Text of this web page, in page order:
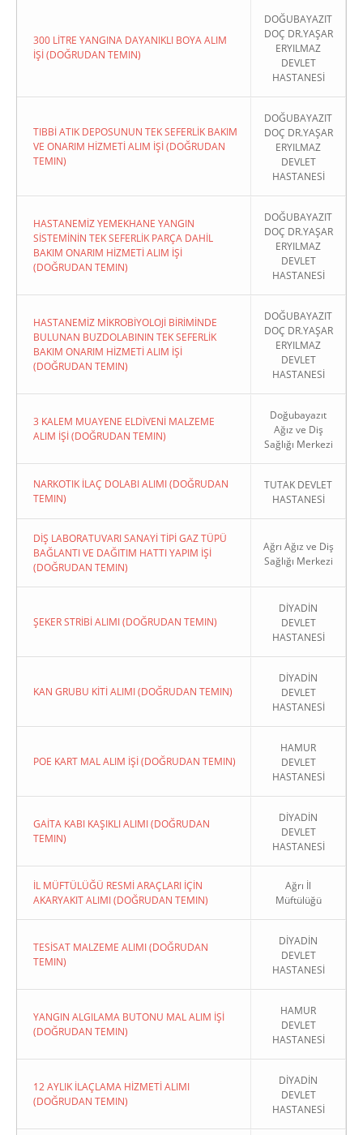
300 LİTRE YANGINA DAYANIKLI BOYA ALIM
İŞİ (DOĞRUDAN TEMIN)
DOĞUBAYAZIT
DOÇ DR.YAŞAR
ERYILMAZ
DEVLET
HASTANESİ
TIBBİ ATIK DEPOSUNUN TEK SEFERLİK BAKIM
VE ONARIM HİZMETİ ALIM İŞİ (DOĞRUDAN
TEMIN)
DOĞUBAYAZIT
DOÇ DR.YAŞAR
ERYILMAZ
DEVLET
HASTANESİ
HASTANEMİZ YEMEKHANE YANGIN
SİSTEMİNİN TEK SEFERLİK PARÇA DAHİL
BAKIM ONARIM HİZMETİ ALIM İŞİ
(DOĞRUDAN TEMIN)
DOĞUBAYAZIT
DOÇ DR.YAŞAR
ERYILMAZ
DEVLET
HASTANESİ
HASTANEMİZ MİKROBİYOLOJİ BİRİMİNDE
BULUNAN BUZDOLABININ TEK SEFERLİK
BAKIM ONARIM HİZMETİ ALIM İŞİ
(DOĞRUDAN TEMIN)
DOĞUBAYAZIT
DOÇ DR.YAŞAR
ERYILMAZ
DEVLET
HASTANESİ
3 KALEM MUAYENE ELDİVENİ MALZEME
ALIM İŞİ (DOĞRUDAN TEMIN)
Doğubayazıt
Ağız ve Diş
Sağlığı Merkezi
NARKOTIK İLAÇ DOLABI ALIMI (DOĞRUDAN
TEMIN)
TUTAK DEVLET
HASTANESİ
DİŞ LABORATUVARI SANAYİ TİPİ GAZ TÜPÜ
BAĞLANTI VE DAĞITIM HATTI YAPIM İŞİ
(DOĞRUDAN TEMIN)
Ağrı Ağız ve Diş
Sağlığı Merkezi
ŞEKER STRİBİ ALIMI (DOĞRUDAN TEMIN)
DİYADİN
DEVLET
HASTANESİ
KAN GRUBU KİTİ ALIMI (DOĞRUDAN TEMIN)
DİYADİN
DEVLET
HASTANESİ
POE KART MAL ALIM İŞİ (DOĞRUDAN TEMIN)
HAMUR
DEVLET
HASTANESİ
GAİTA KABI KAŞIKLI ALIMI (DOĞRUDAN
TEMIN)
DİYADİN
DEVLET
HASTANESİ
İL MÜFTÜLÜĞÜ RESMİ ARAÇLARI İÇİN
AKARYAKIT ALIMI (DOĞRUDAN TEMIN)
Ağrı İl
Müftülüğü
TESİSAT MALZEME ALIMI (DOĞRUDAN
TEMIN)
DİYADİN
DEVLET
HASTANESİ
YANGIN ALGILAMA BUTONU MAL ALIM İŞİ
(DOĞRUDAN TEMIN)
HAMUR
DEVLET
HASTANESİ
12 AYLIK İLAÇLAMA HİZMETİ ALIMI
(DOĞRUDAN TEMIN)
DİYADİN
DEVLET
HASTANESİ